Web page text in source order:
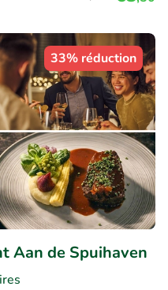
33% réduction
Aan de Spuihaven